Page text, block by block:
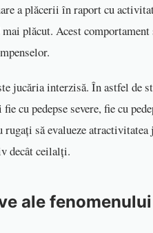
a plăcerii în raport cu
plăcut. Acest
jucăria interzisă. În astfel de
cu pedepse severe, fie cu
să evalueze
decât ceilalți.
ale